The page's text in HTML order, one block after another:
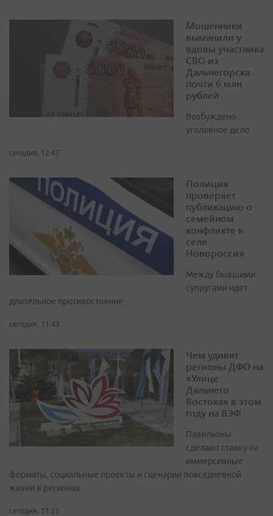
Мошенники
выманили у
вдовы участника
СВО из
Дальнегорска
почти 6 млн
рублей
Возбуждено
уголовное дело
сегодня, 12:47
Полиция
проверяет
публикацию о
семейном
конфликте в
селе
Новороссия
Между бывшими
супругами идет
длительное противостояние
сегодня, 11:43
Чем удивят
регионы ДФО на
«Улице
Дальнего
Востока» в этом
году на ВЭФ
Павильоны
сделают ставку на
иммерсивные
форматы, социальные проекты и сценарии повседневной
жизни в регионах
сегодня, 11:22